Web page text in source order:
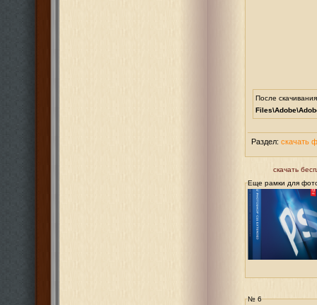
После
Раздел: скачать
скачать
Еще рамки для
№ 6